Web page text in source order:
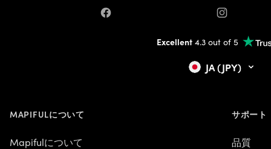
Facebook Instagram
Excellent4.3 out of 5
JA (JPY)
MAPIFULについて
Mapifulについて
サポート
品質